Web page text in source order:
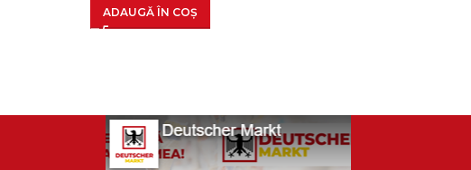
ADAUGĂ ÎN COȘ